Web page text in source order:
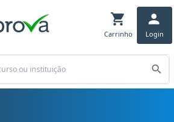
Carrinho Login